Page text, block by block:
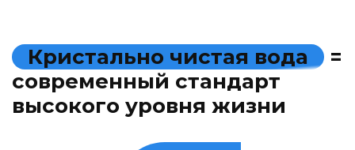
Кристально чистая вода
=
современный стандарт
высокого уровня жизни